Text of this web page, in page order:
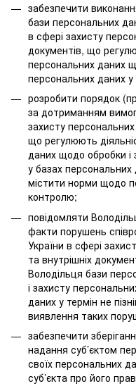
забезпечити
бази персональних
в сфері захисту
документів, що
персональних даних
персональних даних
розробити порядок
за дотриманням
захисту
що регулюють
даних щодо обробки і
у базах
містити норми щодо
контролю;
повідомляти
факти порушень
України в сфері
та внутрішніх
Володільця бази
і захисту
даних у термін не
виявлення таких
забезпечити
надання суб’єктом
своїх персональних
суб’єкта про його